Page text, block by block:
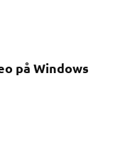
på Windows